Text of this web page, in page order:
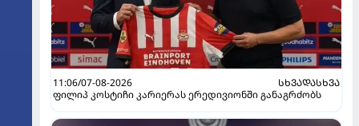
11:06/07-08-2026
ᲡᲮᲕᲐᲓᲐᲡᲮᲕᲐ
ფილიპ კოსტიჩი კარიერას ერედივიონში განაგრძობს